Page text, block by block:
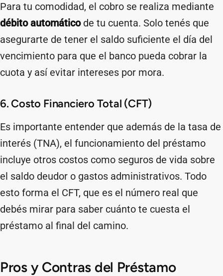
Para tu comodidad, el cobro se realiza mediante
débito automáticode tu cuenta. Solo tenés que
asegurarte de tener el saldo suficiente el día del
vencimiento para que el banco pueda cobrar la
cuota y así evitar intereses por mora.
6. Costo Financiero Total (CFT)
Es importante entender que además de la tasa de
interés (TNA), el funcionamiento del préstamo
incluye otros costos como seguros de vida sobre
el saldo deudor o gastos administrativos. Todo
esto forma el CFT, que es el número real que
debés mirar para saber cuánto te cuesta el
préstamo al final del camino.
Pros y Contras del Préstamo